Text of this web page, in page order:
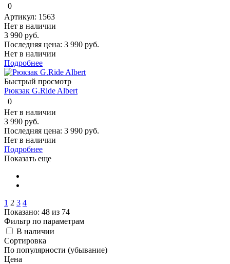
0
Артикул: 1563
Нет в наличии
3 990 руб.
Последняя цена: 3 990 руб.
Нет в наличии
Подробнее
Быстрый просмотр
Рюкзак G.Ride Albert
0
Нет в наличии
3 990 руб.
Последняя цена: 3 990 руб.
Нет в наличии
Подробнее
Показать еще
1 2 3 4
Показано: 48 из 74
Фильтр по параметрам
В наличии
Сортировка
По популярности (убывание)
Цена